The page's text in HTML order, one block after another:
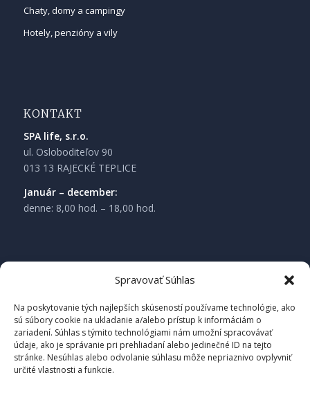
Spravovať Súhlas
Na poskytovanie tých najlepších skúseností používame technológie, ako
sú súbory cookie na ukladanie a/alebo prístup k informáciám o
zariadení. Súhlas s týmito technológiami nám umožní spracovávať
údaje, ako je správanie pri prehliadaní alebo jedinečné ID na tejto
stránke. Nesúhlas alebo odvolanie súhlasu môže nepriaznivo ovplyvniť
určité vlastnosti a funkcie.
Chaty, domy a campingy
Hotely, penzióny a vily
KONTAKT
SPA life, s.r.o.
ul. Osloboditeľov 90
013 13 RAJECKÉ TEPLICE
Január – december:
denne: 8,00 hod. – 18,00 hod.